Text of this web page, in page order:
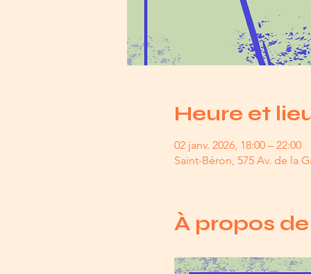
Heure et
02 janv. 2026, 18:00 – 22:00
Saint-Béron, 575 Av. de la
À propos